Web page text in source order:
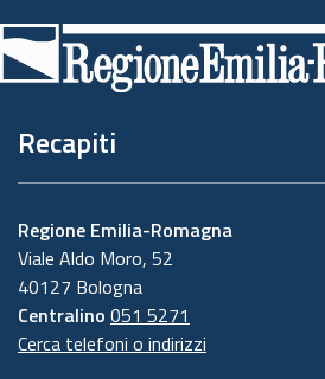
di
pagina
Recapiti
Regione Emilia-Romagna
Viale Aldo Moro, 52
40127 Bologna
Centralino 051 5271
Cerca telefoni o indirizzi